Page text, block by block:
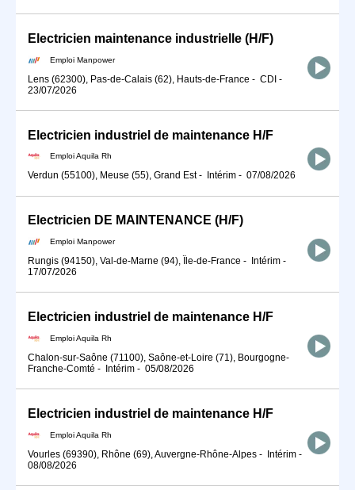
Electricien maintenance industrielle (H/F)
Emploi Manpower
Lens (62300), Pas-de-Calais (62), Hauts-de-France - CDI -
23/07/2026
Electricien industriel de maintenance H/F
Emploi Aquila Rh
Verdun (55100), Meuse (55), Grand Est- Intérim - 07/08/2026
Electricien DE MAINTENANCE (H/F)
Emploi Manpower
Rungis (94150), Val-de-Marne (94), Île-de-France - Intérim -
17/07/2026
Electricien industriel de maintenance H/F
Emploi Aquila Rh
Chalon-sur-Saône (71100), Saône-et-Loire (71), Bourgogne-
Franche-Comté - Intérim - 05/08/2026
Electricien industriel de maintenance H/F
Emploi Aquila Rh
Vourles (69390), Rhône (69), Auvergne-Rhône-Alpes - Intérim -
08/08/2026